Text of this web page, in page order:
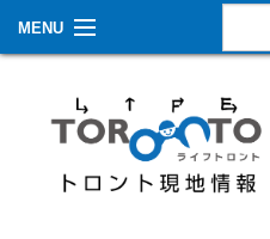
MENU
生活情報
その他